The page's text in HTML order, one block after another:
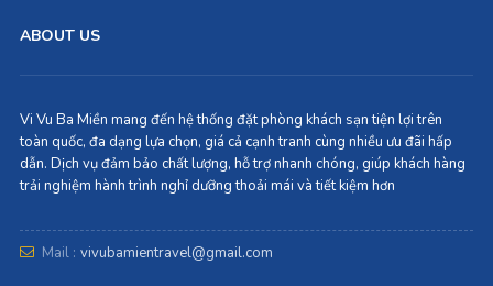
ABOUT US
Vi Vu Ba Miền mang đến hệ thống đặt phòng khách sạn tiện lợi trên
toàn quốc, đa dạng lựa chọn, giá cả cạnh tranh cùng nhiều ưu đãi hấp
dẫn. Dịch vụ đảm bảo chất lượng, hỗ trợ nhanh chóng, giúp khách hàng
trải nghiệm hành trình nghỉ dưỡng thoải mái và tiết kiệm hơn
Mail : vivubamientravel@gmail.com